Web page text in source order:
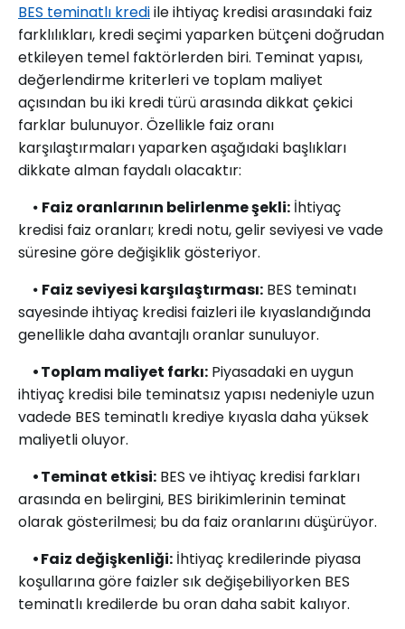
BES teminatlı krediile ihtiyaç kredisi arasındaki faiz
farklılıkları, kredi seçimi yaparken bütçeni doğrudan
etkileyen temel faktörlerden biri. Teminat yapısı,
değerlendirme kriterleri ve toplam maliyet
açısından bu iki kredi türü arasında dikkat çekici
farklar bulunuyor. Özellikle faiz oranı
karşılaştırmaları yaparken aşağıdaki başlıkları
dikkate alman faydalı olacaktır:
⦁ Faiz oranlarının belirlenme şekli: İhtiyaç
kredisi faiz oranları; kredi notu, gelir seviyesi ve vade
süresine göre değişiklik gösteriyor.
⦁ Faiz seviyesi karşılaştırması: BES teminatı
sayesinde ihtiyaç kredisi faizleri ile kıyaslandığında
genellikle daha avantajlı oranlar sunuluyor.
⦁ Toplam maliyet farkı: Piyasadaki en uygun
ihtiyaç kredisi bile teminatsız yapısı nedeniyle uzun
vadede BES teminatlı krediye kıyasla daha yüksek
maliyetli oluyor.
⦁ Teminat etkisi: BES ve ihtiyaç kredisi farkları
arasında en belirgini, BES birikimlerinin teminat
olarak gösterilmesi; bu da faiz oranlarını düşürüyor.
⦁ Faiz değişkenliği: İhtiyaç kredilerinde piyasa
koşullarına göre faizler sık değişebiliyorken BES
teminatlı kredilerde bu oran daha sabit kalıyor.